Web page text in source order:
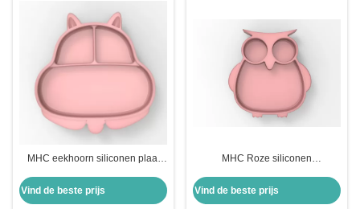
MHC eekhoorn siliconen plaat
zuigcartoon dierlijke
voedingsmiddelen siliconen
Vind de beste prijs
MHC Roze siliconen
maanden Baby aan tafel
bevestigen Lichtgewicht
Vind de beste prijs